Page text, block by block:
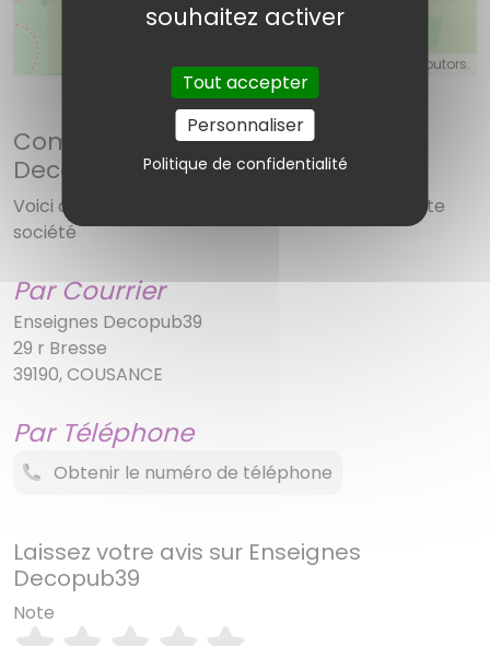
souhaitez activer
Tout accepter
Personnaliser
Politique de confidentialité
©OpenStreetMap contributors.
Comment contacter Enseignes
Decopub39 ?
Voici diverses solutions pour réussir à joindre cette
société
Par Courrier
Enseignes Decopub39
29 r Bresse
39190, COUSANCE
Par Téléphone
Obtenir le numéro de téléphone
Laissez votre avis sur Enseignes
Decopub39
Note